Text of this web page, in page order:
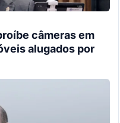
câmeras em
alugados por